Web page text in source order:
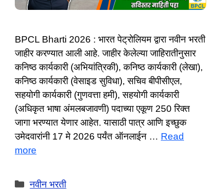
BPCL Bharti 2026 : भारत पेट्रोलियम द्वारा नवीन भरती
जाहीर करण्यात आली आहे. जाहीर केलेल्या जाहिरातीनुसार
कनिष्ठ कार्यकारी (अभियांत्रिकी), कनिष्ठ कार्यकारी (लेखा),
कनिष्ठ कार्यकारी (वेसाइड सुविधा), सचिव बीपीसीएल,
सहयोगी कार्यकारी (गुणवत्ता हमी), सहयोगी कार्यकारी
(अधिकृत भाषा अंमलबजावणी) पदाच्या एकूण 250 रिक्त
जागा भरण्यात येणार आहेत. यासाठी पात्र आणि इच्छुक
उमेदवारांनी 17 मे 2026 पर्यंत ऑनलाईन … Read
more
Categories
नवीन भरती